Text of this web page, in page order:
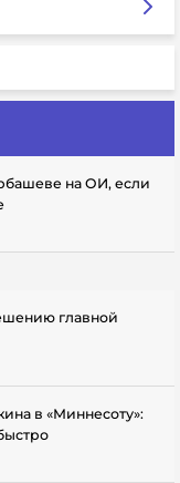
на ОИ, если
главной
в «Миннесоту»: